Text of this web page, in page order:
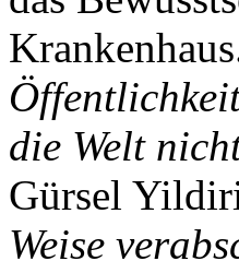
die Welt
Gürsel
Weise